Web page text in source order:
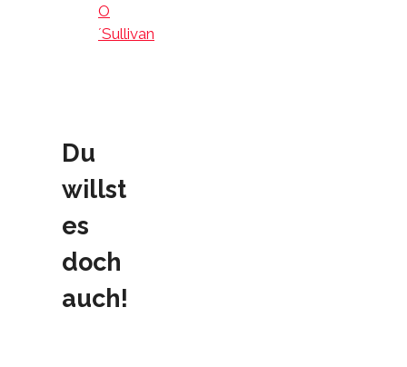
O
´Sullivan
Du
willst
es
doch
auch!